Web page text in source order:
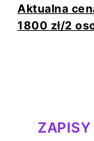
Aktualna
1800 zł/2
ZAPISY